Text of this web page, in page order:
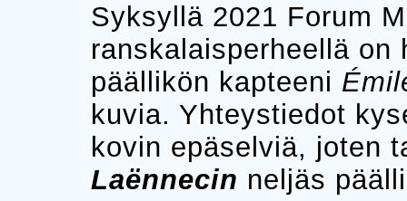
Syksyllä 2021 Forum
ranskalaisperheellä
päällikön kapteeni
kuvia. Yhteystiedot
kovin epäselviä, joten
Laënnecin neljäs